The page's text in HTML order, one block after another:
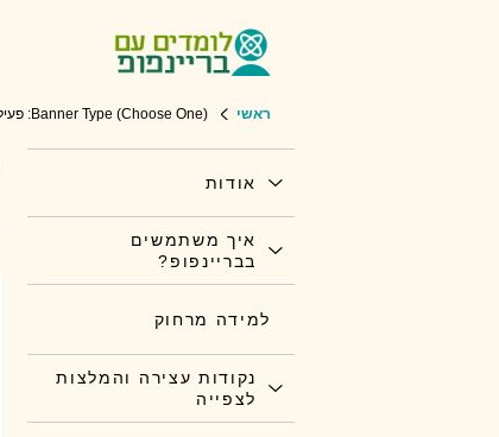
ראשי Banner Type (Choose One): פעילות בכיתה: מילים מתחפשות
אודות
איך משתמשים
בבריינפופ?
למידה מרחוק
נקודות עצירה והמלצות
לצפייה